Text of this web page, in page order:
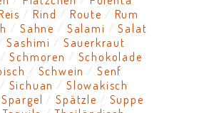
Rind Route
Rum
Sahne Salami
Salat
Sashimi
Sauerkraut
Schmoren
Schokolade
Schwein
Senf
Sichuan
Slowakisch
Spargel Spätzle
Suppe